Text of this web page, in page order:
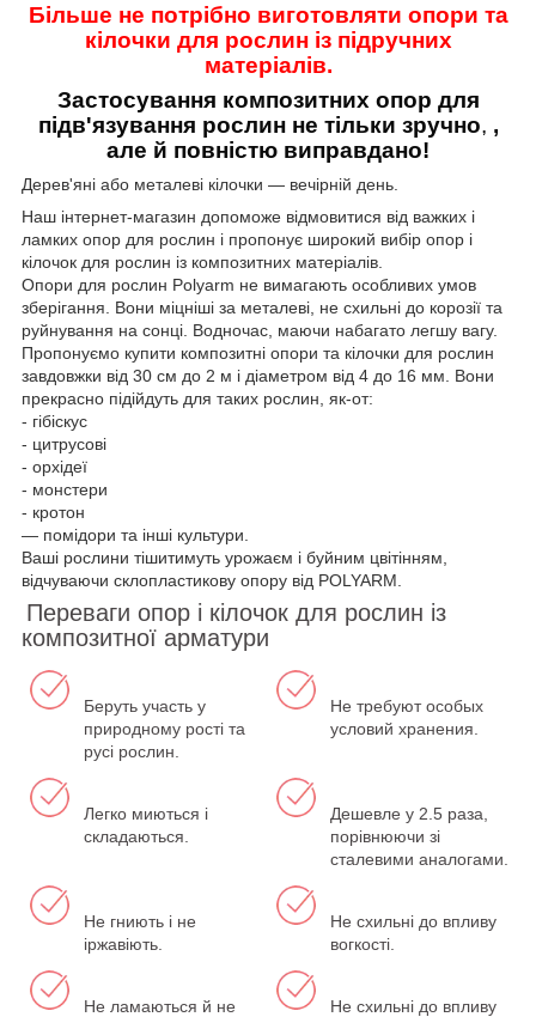
Більше не потрібно виготовляти опори та
кілочки для рослин із підручних
матеріалів.
Застосування композитних опор для
підв'язування рослин не тільки зручно, ,
але й повністю виправдано!
Дерев'яні або металеві кілочки — вечірній день.
Наш інтернет-магазин допоможе відмовитися від важких і
ламких опор для рослин і пропонує широкий вибір опор і
кілочок для рослин із композитних матеріалів.
Опори для рослин Polyarm не вимагають особливих умов
зберігання. Вони міцніші за металеві, не схильні до корозії та
руйнування на сонці. Водночас, маючи набагато легшу вагу.
Пропонуємо купити композитні опори та кілочки для рослин
завдовжки від 30 см до 2 м і діаметром від 4 до 16 мм. Вони
прекрасно підійдуть для таких рослин, як-от:
- гібіскус
- цитрусові
- орхідеї
- монстери
- кротон
— помідори та інші культури.
Ваші рослини тішитимуть урожаєм і буйним цвітінням,
відчуваючи склопластикову опору від POLYARM.
Переваги опор і кілочок для рослин із
композитної арматури
Беруть участь у
природному рості та
русі рослин.
Не требуют особых
условий хранения.
Легко миються і
складаються.
Дешевле у 2.5 раза,
порівнюючи зі
сталевими аналогами.
Не гниють і не
іржавіють.
Не схильні до впливу
вогкості.
Не ламаються й не
Не схильні до впливу